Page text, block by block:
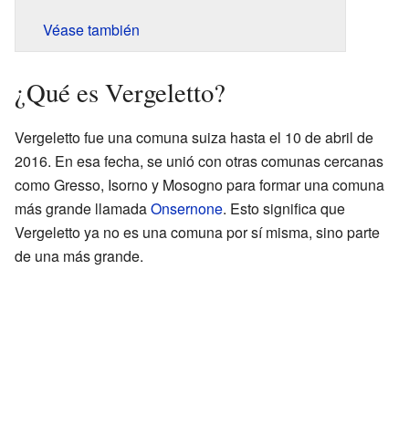
Véase también
¿Qué es Vergeletto?
Vergeletto fue una comuna suiza hasta el 10 de abril de
2016. En esa fecha, se unió con otras comunas cercanas
como Gresso, Isorno y Mosogno para formar una comuna
más grande llamadaOnsernone. Esto significa que
Vergeletto ya no es una comuna por sí misma, sino parte
de una más grande.